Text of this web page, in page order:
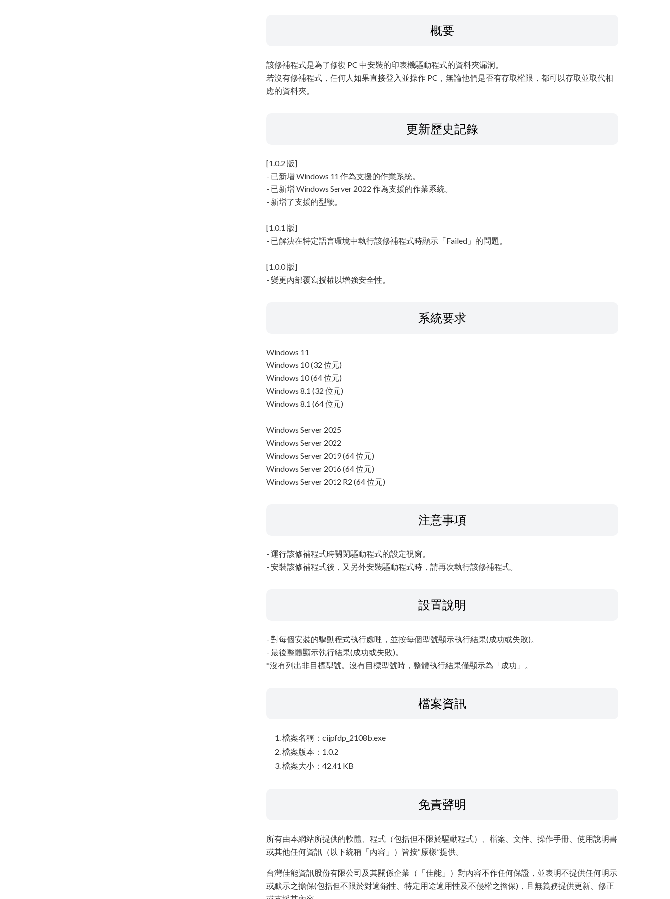
概要
該修補程式是為了修復 PC 中安裝的印表機驅動程式的資料夾漏洞。
若沒有修補程式，任何人如果直接登入並操作 PC，無論他們是否有存取權限，都可以存取並取代相
應的資料夾。
更新歷史記錄
[1.0.2 版]
- 已新增 Windows 11 作為支援的作業系統。
- 已新增 Windows Server 2022 作為支援的作業系統。
- 新增了支援的型號。
[1.0.1 版]
- 已解決在特定語言環境中執行該修補程式時顯示「Failed」的問題。
[1.0.0 版]
- 變更內部覆寫授權以增強安全性。
系統要求
Windows 11
Windows 10 (32 位元)
Windows 10 (64 位元)
Windows 8.1 (32 位元)
Windows 8.1 (64 位元)
Windows Server 2025
Windows Server 2022
Windows Server 2019 (64 位元)
Windows Server 2016 (64 位元)
Windows Server 2012 R2 (64 位元)
注意事項
- 運行該修補程式時關閉驅動程式的設定視窗。
- 安裝該修補程式後，又另外安裝驅動程式時，請再次執行該修補程式。
設置說明
- 對每個安裝的驅動程式執行處哩，並按每個型號顯示執行結果(成功或失敗)。
- 最後整體顯示執行結果(成功或失敗)。
*沒有列出非目標型號。沒有目標型號時，整體執行結果僅顯示為「成功」。
檔案資訊
檔案名稱：cijpfdp_2108b.exe
檔案版本：1.0.2
檔案大小：42.41 KB
免責聲明
所有由本網站所提供的軟體、程式（包括但不限於驅動程式）、檔案、文件、操作手冊、使用說明書
或其他任何資訊（以下統稱「內容」）皆按“原樣”提供。
台灣佳能資訊股份有限公司及其關係企業（「佳能」）對內容不作任何保證，並表明不提供任何明示
或默示之擔保(包括但不限於對適銷性、特定用途適用性及不侵權之擔保)，且無義務提供更新、修正